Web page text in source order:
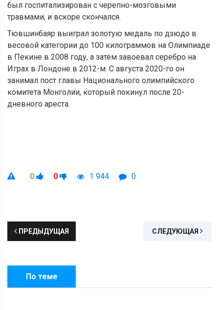
был госпитализирован с черепно-мозговыми
травмами, и вскоре скончался.
Тювшинбаяр выиграл золотую медаль по дзюдо в
весовой категории до 100 килограммов на Олимпиаде
в Пекине в 2008 году, а затем завоевал серебро на
Играх в Лондоне в 2012-м. С августа 2020-го он
занимал пост главы Национального олимпийского
комитета Монголии, который покинул после 20-
дневного ареста.
0 0 1 944 0
ПРЕДЫДУЩАЯ СЛЕДУЮЩАЯ
По теме